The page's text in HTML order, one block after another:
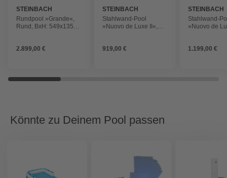
STEINBACH
Rundpool »Grande«,
Rund, BxH: 549x135
2.899,00 €
STEINBACH
Stahlwand-Pool
»Nuovo de Luxe II«,
Filteranlage
919,00 €
STEINBACH
Stahlwand-
»Nuovo de
Filteranlage
1.199,00 €
Könnte zu Deinem Pool passen